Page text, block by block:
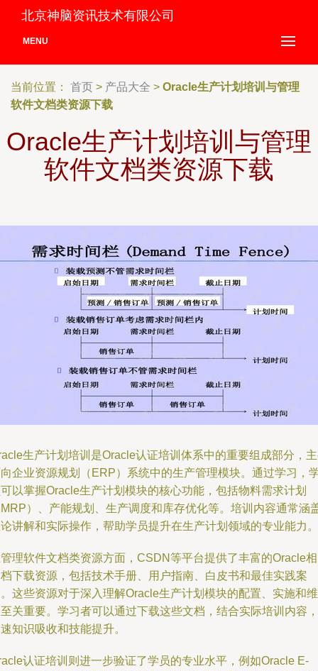
北京神脑资讯技术有限公司
MENU
当前位置： 首页 > 产品大全 > Oracle生产计划培训与管理
软件文档类资源下载
Oracle生产计划培训与管理
软件文档类资源下载
生产计划培训是Oracle认证培训体系中的重要组成部分，
企业资源规划（ERP）系统中的生产管理模块。通过学习，
以掌握Oracle生产计划模块的核心功能，包括物料需求计划
）、产能规划、生产调度和库存优化等。培训内容通常涵
讲解和实际操作，帮助学员提升在生产计划领域的专业能力。
理软件文档类资源方面，CSDN等平台提供了丰富的Oracle
下载资源，包括技术手册、用户指南、白皮书和最佳实践案
这些资源对于深入理解Oracle生产计划模块的配置、实施和维
关重要。学习者可以通过下载这些文档，结合实际培训内容，
知识吸收和技能提升。
认证培训则进一步验证了学员的专业水平，例如Oracle E-